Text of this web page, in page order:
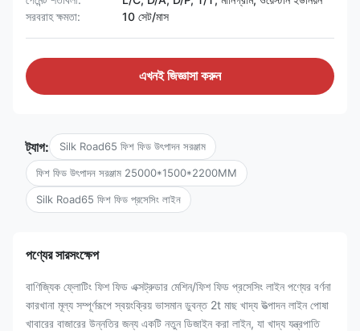
সরবরাহ ক্ষমতা:
10 সেট/মাস
এখনই জিজ্ঞাসা করুন
ট্যাগ: Silk Road65 ফিশ ফিড উৎপাদন সরঞ্জাম
ফিশ ফিড উৎপাদন সরঞ্জাম 25000*1500*2200MM
Silk Road65 ফিশ ফিড প্রসেসিং লাইন
পণ্যের সারসংক্ষেপ
বাণিজ্যিক ফ্লোটিং ফিশ ফিড এক্সট্রুডার মেশিন/ফিশ ফিড প্রসেসিং লাইন পণ্যের বর্ণনা
কারখানা মূল্য সম্পূর্ণরূপে স্বয়ংক্রিয় ভাসমান ডুবন্ত 2t মাছ খাদ্য উত্পাদন লাইন পোষা
খাবারের বাজারের উন্নতির জন্য একটি নতুন ডিজাইন করা লাইন, যা খাদ্য যন্ত্রপাতি